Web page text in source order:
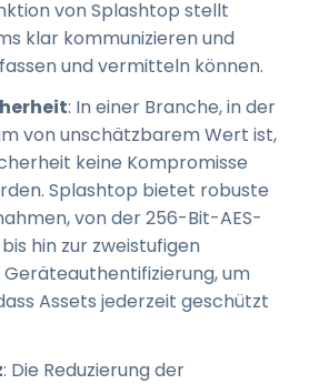
von Splashtop stellt
klar kommunizieren und
und vermitteln können.
: In einer Branche, in der
von unschätzbarem Wert ist,
keine Kompromisse
Splashtop bietet robuste
von der 256-Bit-AES-
hin zur zweistufigen
Geräteauthentifizierung, um
Assets jederzeit geschützt
: Die Reduzierung der